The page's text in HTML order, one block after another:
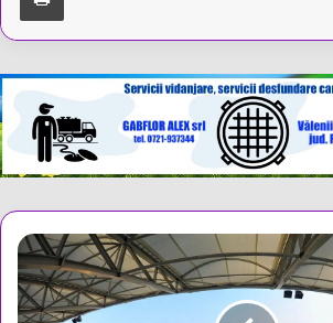
Acces
gratuit
pentru
doamne